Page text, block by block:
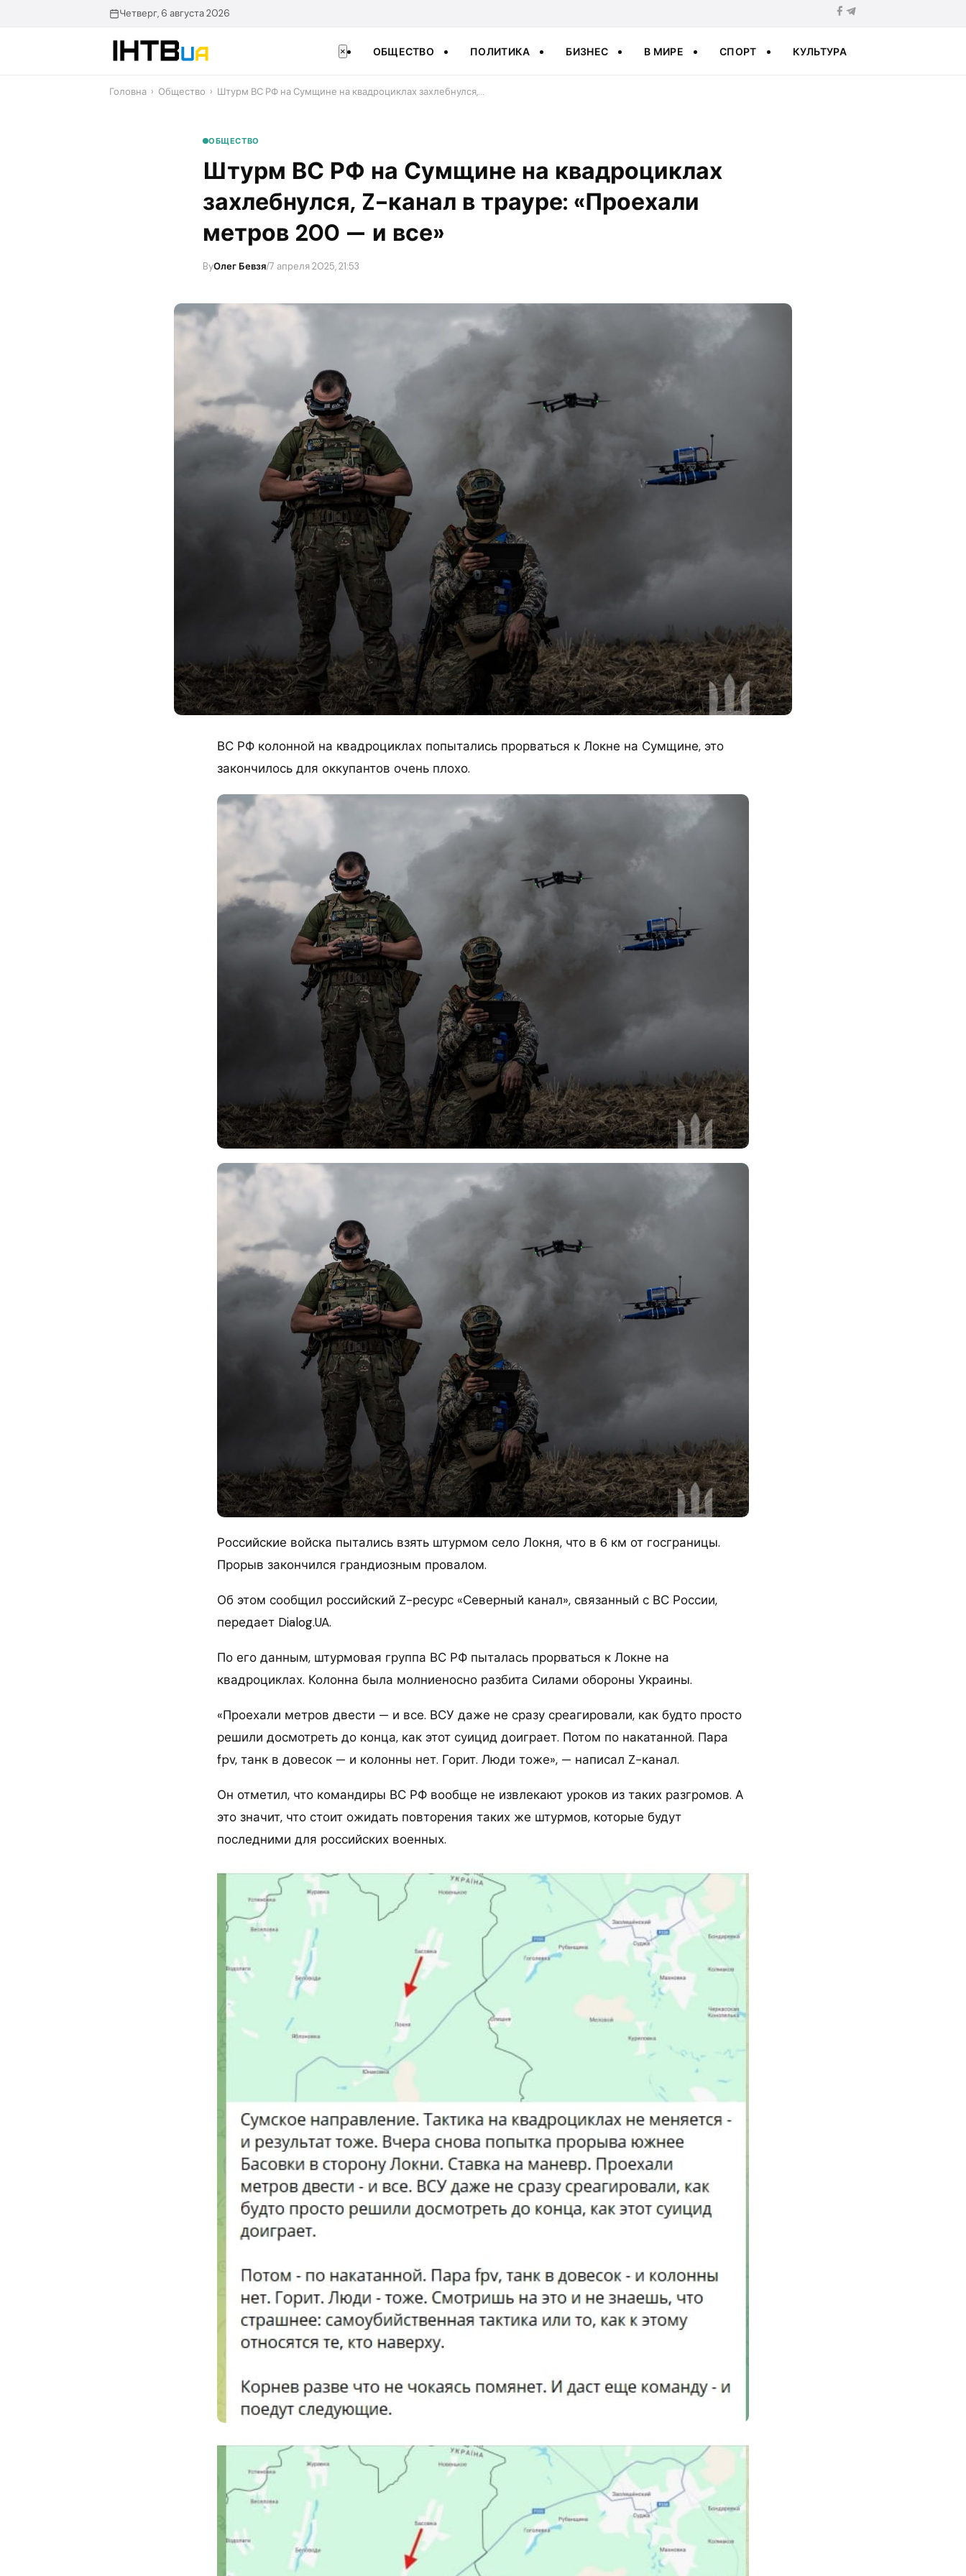
Четверг, 6 августа 2026
× ОБЩЕСТВО ПОЛИТИКА БИЗНЕС В МИРЕ СПОРТ КУЛЬТУРА
Головна › Общество › ​Штурм ВС РФ на Сумщине на квадроциклах захлебнулся,…
ОБЩЕСТВО
​Штурм ВС РФ на Сумщине на квадроциклах
захлебнулся, Z-канал в трауре: «Проехали
метров 200 — и все»
ByОлег Бевзя/7 апреля 2025, 21:53
ВС РФ колонной на квадроциклах попытались прорваться к Локне на Сумщине, это
закончилось для оккупантов очень плохо.
Российские войска пытались взять штурмом село Локня, что в 6 км от госграницы.
Прорыв закончился грандиозным провалом.
Об этом сообщил российский Z-ресурс «Северный канал», связанный с ВС России,
передает Dialog.UA.
По его данным, штурмовая группа ВС РФ пыталась прорваться к Локне на
квадроциклах. Колонна была молниеносно разбита Силами обороны Украины.
«Проехали метров двести — и все. ВСУ даже не сразу среагировали, как будто просто
решили досмотреть до конца, как этот суицид доиграет. Потом по накатанной. Пара
fpv, танк в довесок — и колонны нет. Горит. Люди тоже», — написал Z-канал.
Он отметил, что командиры ВС РФ вообще не извлекают уроков из таких разгромов. А
это значит, что стоит ожидать повторения таких же штурмов, которые будут
последними для российских военных.